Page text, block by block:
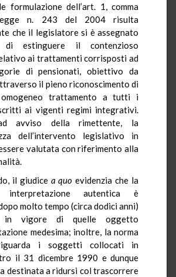
formulazione dell’art. 1, comma
n. 243 del 2004 risulta
che il legislatore si è assegnato
estinguere il contenzioso
ai trattamenti corrisposti ad
di pensionati, obiettivo da
il pieno riconoscimento di
trattamento a tutti i
ai vigenti regimi integrativi.
avviso della rimettente, la
dell’intervento legislativo in
valutata con riferimento alla
il giudice a quo evidenzia che la
autentica è
molto tempo (circa dodici anni)
in vigore di quelle oggetto
medesima; inoltre, la norma
i soggetti collocati in
il 31 dicembre 1990 e dunque
destinata a ridursi col trascorrere